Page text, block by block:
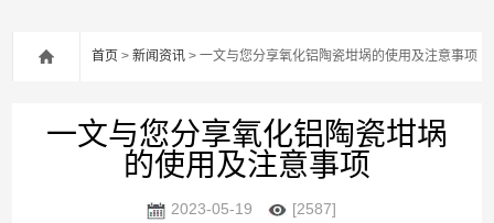
首页 >新闻资讯 > 一文与您分享氧化铝陶瓷坩埚的使用及注意事项
一文与您分享氧化铝陶瓷坩埚
的使用及注意事项
2023-05-19 [2587]